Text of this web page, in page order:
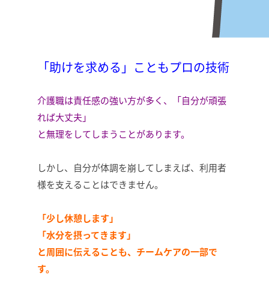
「助けを求める」こともプロの技術
介護職は責任感の強い方が多く、「自分が頑張
れば大丈夫」
と無理をしてしまうことがあります。
しかし、自分が体調を崩してしまえば、利用者
様を支えることはできません。
「少し休憩します」
「水分を摂ってきます」
と周囲に伝えることも、チームケアの一部で
す。